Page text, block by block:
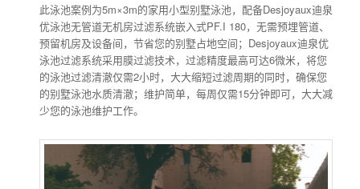
此泳池案例为5m×3m的家用小型别墅泳池，配备Desjoyaux迪泉
优泳池无管道无机房过滤系统嵌入式PF.I 180，无需预埋管道、
预留机房及设备间，节省您的别墅占地空间；Desjoyaux迪泉优
泳池过滤系统采用膜过滤技术，过滤精度最高可达6微米，将您
的泳池过滤清澈仅需2小时，大大缩短过滤周期的同时，确保您
的别墅泳池水质清澈；维护简单，每周仅需15分钟即可，大大减
少您的泳池维护工作。